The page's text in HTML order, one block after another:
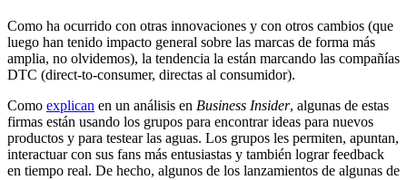
Como ha ocurrido con otras innovaciones y con otros cambios (que
luego han tenido impacto general sobre las marcas de forma más
amplia, no olvidemos), la tendencia la están marcando las compañías
DTC (direct-to-consumer, directas al consumidor).
Como explican en un análisis en Business Insider, algunas de estas
firmas están usando los grupos para encontrar ideas para nuevos
productos y para testear las aguas. Los grupos les permiten, apuntan,
interactuar con sus fans más entusiastas y también lograr feedback
en tiempo real. De hecho, algunos de los lanzamientos de algunas de